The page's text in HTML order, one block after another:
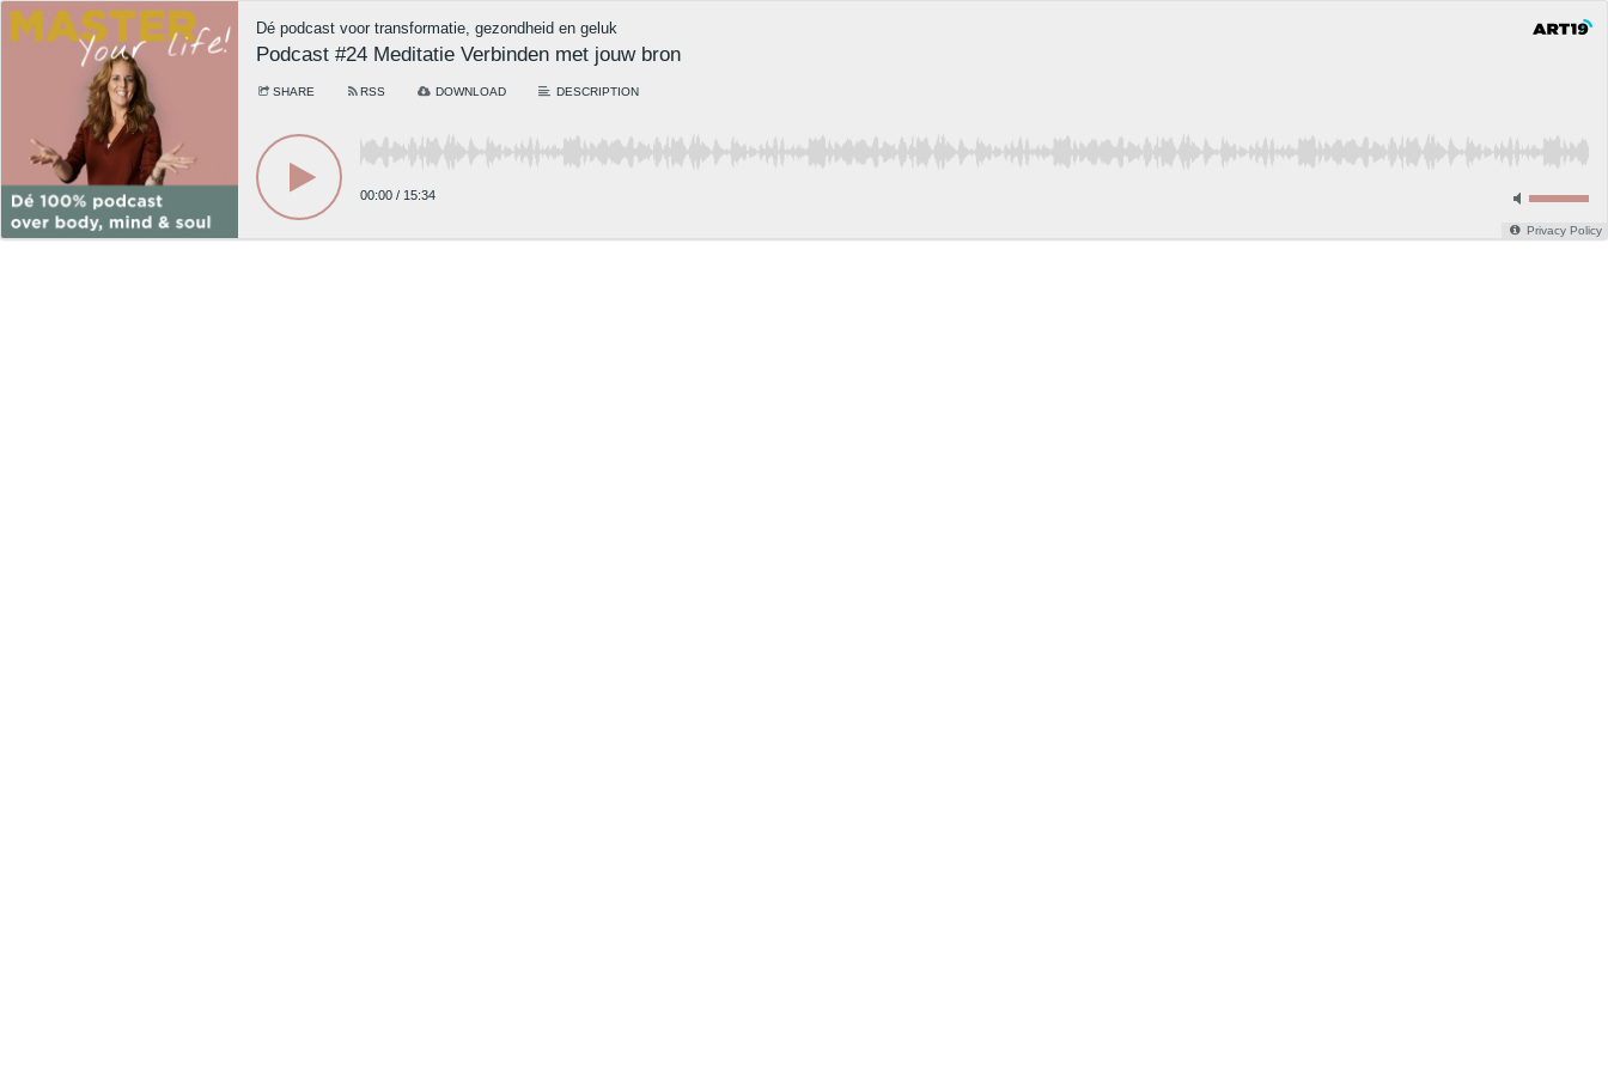
Dé podcast voor transformatie, gezondheid en geluk
Podcast #24 Meditatie Verbinden met jouw bron
SHARE RSS DOWNLOAD DESCRIPTION
00:00 / 15:34
Privacy Policy